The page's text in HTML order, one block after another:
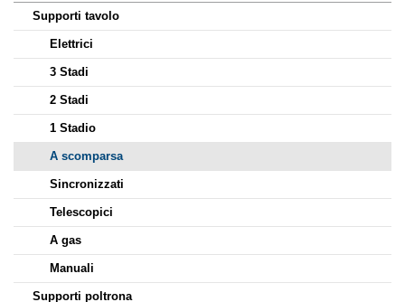
Supporti tavolo
Elettrici
3 Stadi
2 Stadi
1 Stadio
A scomparsa
Sincronizzati
Telescopici
A gas
Manuali
Supporti poltrona